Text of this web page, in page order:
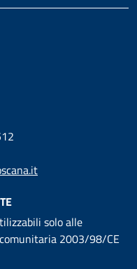
solo alle
2003/98/CE